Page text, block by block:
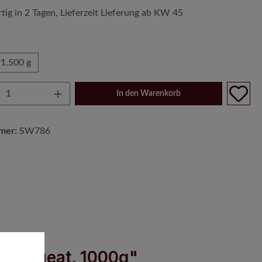
in 2 Tagen, Lieferzeit Lieferung ab KW 45
1.500 g
Gib den gewünschten Wert ein
In den Warenkorb
SW786
1000g"